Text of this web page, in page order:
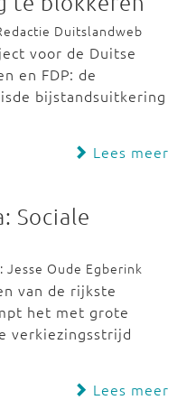
Duitslandweb
voor de Duitse
en FDP: de
bijstandsuitkering
Lees meer
Sociale
Oude Egberink
van de rijkste
het met grote
verkiezingsstrijd
Lees meer